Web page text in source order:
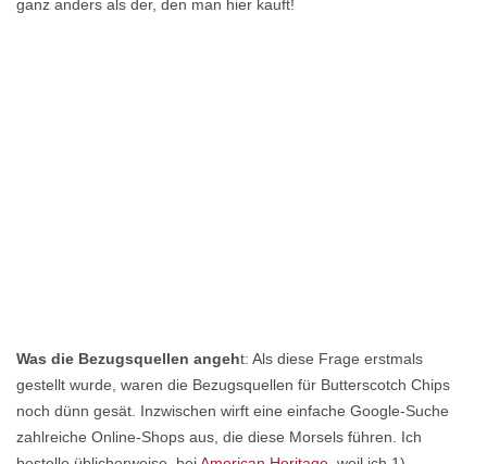
ganz anders als der, den man hier kauft!
Was die Bezugsquellen angeht: Als diese Frage erstmals
gestellt wurde, waren die Bezugsquellen für Butterscotch Chips
noch dünn gesät. Inzwischen wirft eine einfache Google-Suche
zahlreiche Online-Shops aus, die diese Morsels führen. Ich